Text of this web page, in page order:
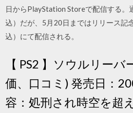
日からPlayStation Storeで配信する。
込）だが、5月20日まではリリース記
込）にて配信される。
【 PS2 】ソウルリー
価、口コミ) 発売日：
容：処刑され時空を超